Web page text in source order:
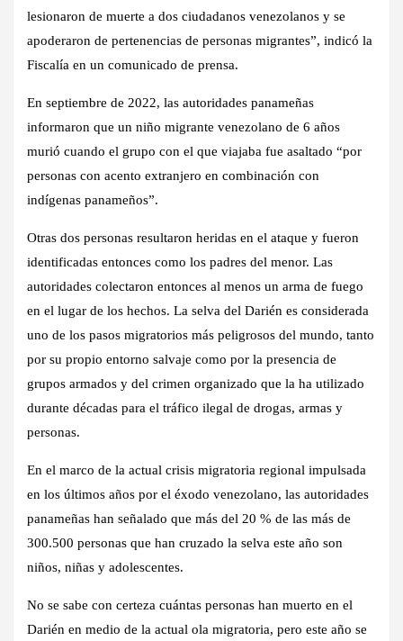
lesionaron de muerte a dos ciudadanos venezolanos y se
apoderaron de pertenencias de personas migrantes”, indicó la
Fiscalía en un comunicado de prensa.
En septiembre de 2022, las autoridades panameñas
informaron que un niño migrante venezolano de 6 años
murió cuando el grupo con el que viajaba fue asaltado “por
personas con acento extranjero en combinación con
indígenas panameños”.
Otras dos personas resultaron heridas en el ataque y fueron
identificadas entonces como los padres del menor. Las
autoridades colectaron entonces al menos un arma de fuego
en el lugar de los hechos. La selva del Darién es considerada
uno de los pasos migratorios más peligrosos del mundo, tanto
por su propio entorno salvaje como por la presencia de
grupos armados y del crimen organizado que la ha utilizado
durante décadas para el tráfico ilegal de drogas, armas y
personas.
En el marco de la actual crisis migratoria regional impulsada
en los últimos años por el éxodo venezolano, las autoridades
panameñas han señalado que más del 20 % de las más de
300.500 personas que han cruzado la selva este año son
niños, niñas y adolescentes.
No se sabe con certeza cuántas personas han muerto en el
Darién en medio de la actual ola migratoria, pero este año se